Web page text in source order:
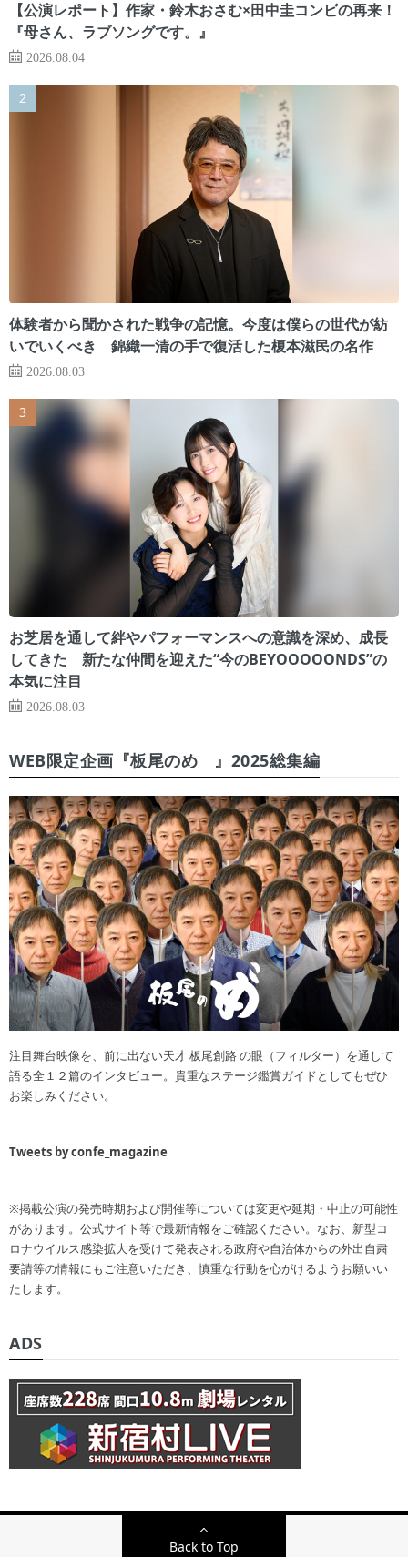
【公演レポート】作家・鈴木おさむ×田中圭コンビの再来！
『母さん、ラブソングです。』
2026.08.04
体験者から聞かされた戦争の記憶。今度は僕らの世代が紡
いでいくべき 錦織一清の手で復活した榎本滋民の名作
2026.08.03
お芝居を通して絆やパフォーマンスへの意識を深め、成長
してきた 新たな仲間を迎えた“今のBEYOOOOONDS”の
本気に注目
2026.08.03
WEB限定企画『板尾のめ゙』2025総集編
注目舞台映像を、前に出ない天才 板尾創路 の眼（フィルター）を通して
語る全１２篇のインタビュー。貴重なステージ鑑賞ガイドとしてもぜひ
お楽しみください。
Tweets by confe_magazine
※掲載公演の発売時期および開催等については変更や延期・中止の可能性
があります。公式サイト等で最新情報をご確認ください。なお、新型コ
ロナウイルス感染拡大を受けて発表される政府や自治体からの外出自粛
要請等の情報にもご注意いただき、慎重な行動を心がけるようお願いい
たします。
ADS
Back to Top